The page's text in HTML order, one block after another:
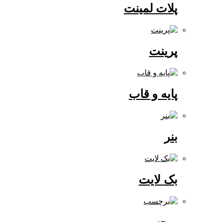
پلات لمینت
پایه و قاب